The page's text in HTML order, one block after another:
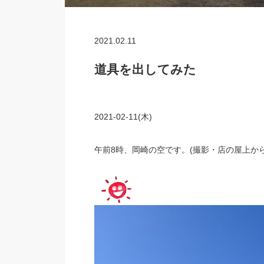
2021.02.11
道具を出してみた
2021-02-11(木)
午前8時、岡崎の空です。(撮影・店の屋上か